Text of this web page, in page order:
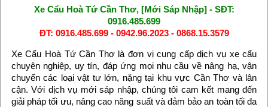
Xe Cẩu Hoà Tứ Cần Thơ, [Mới Sáp Nhập] - SĐT:
0916.485.699
ĐT: 0916.485.699 - 0942.96.2023 - 0868.15.3579
Xe Cẩu Hoà Tứ Cần Thơ là đơn vị cung cấp dịch vụ xe cẩu
chuyên nghiệp, uy tín, đáp ứng mọi nhu cầu về nâng hạ, vận
chuyển các loại vật tư lớn, nặng tại khu vực Cần Thơ và lân
cận. Với dịch vụ mới sáp nhập, chúng tôi cam kết mang đến
giải pháp tối ưu, nâng cao năng suất và đảm bảo an toàn tối đa